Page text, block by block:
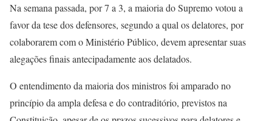
Na semana passada, por 7 a 3, a maioria do Supremo votou a
favor da tese dos defensores, segundo a qual os delatores, por
colaborarem com o Ministério Público, devem apresentar suas
alegações finais antecipadamente aos delatados.
O entendimento da maioria dos ministros foi amparado no
princípio da ampla defesa e do contraditório, previstos na